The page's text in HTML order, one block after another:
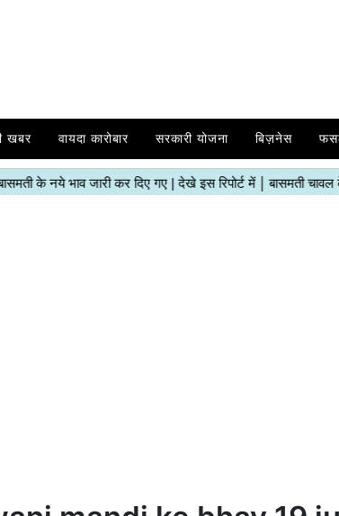
खबर वायदा कारोबार सरकारी योजना बिज़नेस